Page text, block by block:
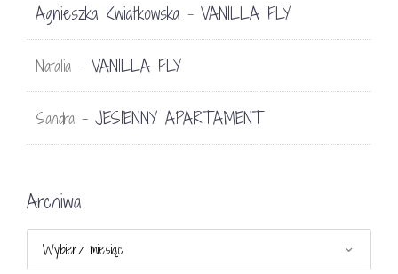
Agnieszka Kwiatkowska - VANILLA FLY
Natalia - VANILLA FLY
Sandra - JESIENNY APARTAMENT
Archiwa